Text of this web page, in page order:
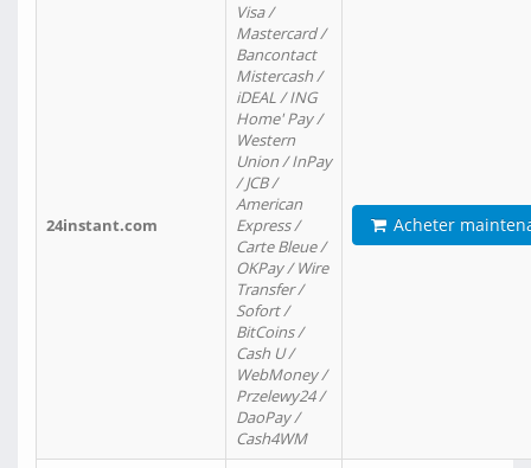
24instant.com
Visa /
Mastercard /
Bancontact
Mistercash /
iDEAL / ING
Home' Pay /
Western
Union / InPay
/ JCB /
American
Express /
Carte Bleue /
OKPay / Wire
Transfer /
Sofort /
BitCoins /
Cash U /
WebMoney /
Przelewy24 /
DaoPay /
Cash4WM
Acheter